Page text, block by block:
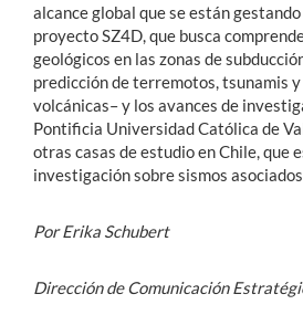
alcance global que se están
proyecto SZ4D, que busca
geológicos en las zonas de
predicción de terremotos, tsunamis
volcánicas– y los avances de
Pontificia Universidad Católica de
otras casas de estudio en Chile, que
investigación sobre sismos
Por Erika Schubert
Dirección de Comunicación